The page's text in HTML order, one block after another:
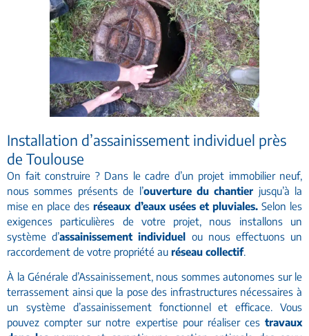
Installation d’assainissement individuel près
de Toulouse
On fait construire ? Dans le cadre d’un projet immobilier neuf,
nous sommes présents de l’ouverture du chantier jusqu’à la
mise en place desréseaux d’eaux usées et pluviales.Selon les
exigences particulières de votre projet, nous installons un
système d’assainissement individuel ou nous effectuons un
raccordement de votre propriété au réseau collectif.
À la Générale d’Assainissement, nous sommes autonomes sur le
terrassement ainsi que la pose des infrastructures nécessaires à
un système d’assainissement fonctionnel et efficace. Vous
pouvez compter sur notre expertise pour réaliser ces travaux